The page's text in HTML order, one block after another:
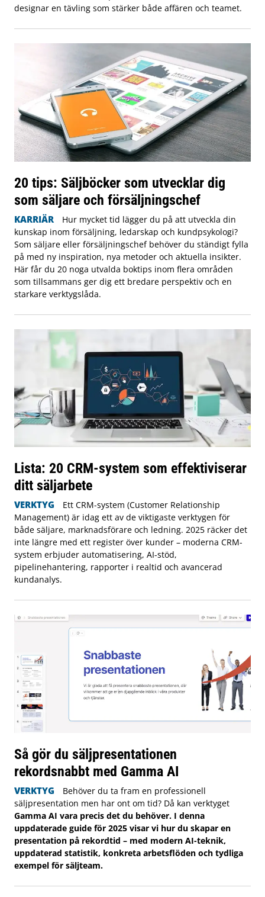
designar en tävling som stärker både affären och teamet.
20 tips: Säljböcker som utvecklar dig
som säljare och försäljningschef
KARRIÄR
Hur mycket tid lägger du på att utveckla din
kunskap inom försäljning, ledarskap och kundpsykologi?
Som säljare eller försäljningschef behöver du ständigt fylla
på med ny inspiration, nya metoder och aktuella insikter.
Här får du 20 noga utvalda boktips inom flera områden
som tillsammans ger dig ett bredare perspektiv och en
starkare verktygslåda.
Lista: 20 CRM-system som effektiviserar
ditt säljarbete
VERKTYG
Ett CRM-system (Customer Relationship
Management) är idag ett av de viktigaste verktygen för
både säljare, marknadsförare och ledning. 2025 räcker det
inte längre med ett register över kunder – moderna CRM-
system erbjuder automatisering, AI-stöd,
pipelinehantering, rapporter i realtid och avancerad
kundanalys.
Så gör du säljpresentationen
rekordsnabbt med Gamma AI
VERKTYG
Behöver du ta fram en professionell
säljpresentation men har ont om tid? Då kan verktyget
Gamma AI vara precis det du behöver. I denna
uppdaterade guide för 2025 visar vi hur du skapar en
presentation på rekordtid – med modern AI-teknik,
uppdaterad statistik, konkreta arbetsflöden och tydliga
exempel för säljteam.